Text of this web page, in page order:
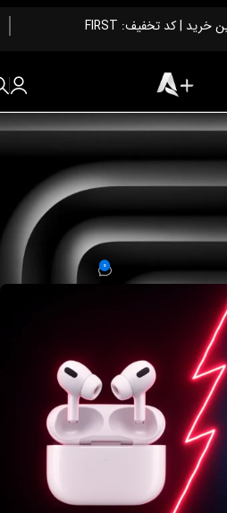
اپل
ایرپاد پرو 3 | تفاوت های ایرپاد pro2 ,
pro3
متا سپتامبر 20, 2025 0